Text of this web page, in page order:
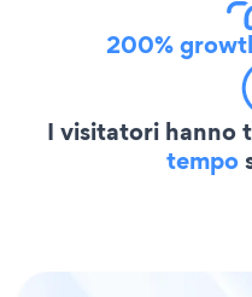
200%
I visitatori hanno
tempo